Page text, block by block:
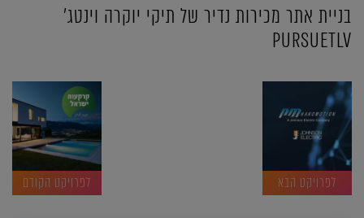
בניית אתר מכירות נדיר של תיקי יוקרה וינטג'
PURSUETLV
לפרויקט הבא לפרויקט הקודם